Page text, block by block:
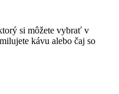
si môžete vybrať v
kávu alebo čaj so